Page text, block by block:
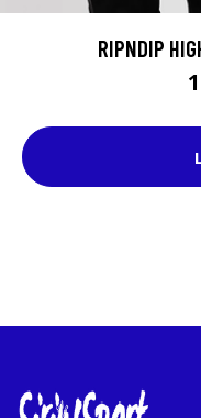
RIPNDIP